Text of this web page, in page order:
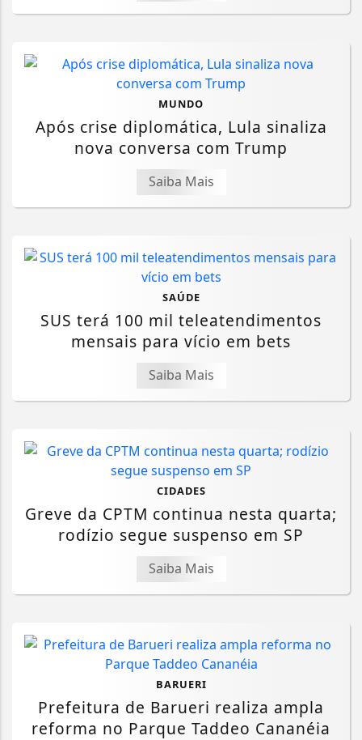
MUNDO
Após crise diplomática, Lula sinaliza
nova conversa com Trump
Saiba Mais
SAÚDE
SUS terá 100 mil teleatendimentos
mensais para vício em bets
Saiba Mais
CIDADES
Greve da CPTM continua nesta quarta;
rodízio segue suspenso em SP
Saiba Mais
BARUERI
Prefeitura de Barueri realiza ampla
reforma no Parque Taddeo Cananéia